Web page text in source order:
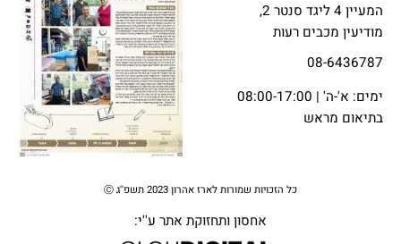
המעיין 4 ליגד סנטר 2,
מודיעין מכבים רעות
08-6436787
ימים: א'-ה' | 08:00-17:00
בתיאום מראש
כל הזכויות שמורות לארז אהרון 2023 תשפ''ג Ⓒ
אחסון ותחזוקת אתר ע''י: